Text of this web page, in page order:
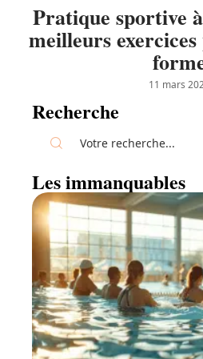
Pratique sportive
meilleurs
11 mars
Recherche
Les immanquables